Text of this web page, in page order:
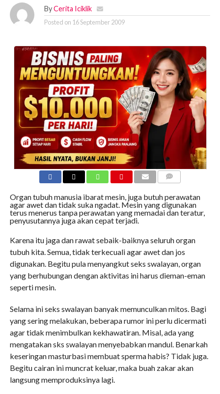
By Cerita Iciklik
Posted on 16 September 2009
Organ tubuh manusia ibarat mesin, juga butuh perawatan
agar awet dan tidak suka ngadat. Mesin yang digunakan
terus menerus tanpa perawatan yang memadai dan teratur,
penyusutannya juga akan cepat terjadi.
Karena itu jaga dan rawat sebaik-baiknya seluruh organ
tubuh kita. Semua, tidak terkecuali agar awet dan jos
digunakan. Begitu pula menyangkut seks swalayan, organ
yang berhubungan dengan aktivitas ini harus dieman-eman
seperti mesin.
Selama ini seks swalayan banyak memunculkan mitos. Bagi
yang sering melakukan, beberapa rumor ini perlu dicermati
agar tidak menimbulkan kekhawatiran. Misal, ada yang
mengatakan sks swalayan menyebabkan mandul. Benarkah
keseringan masturbasi membuat sperma habis? Tidak juga.
Begitu cairan ini muncrat keluar, maka buah zakar akan
langsung memproduksinya lagi.